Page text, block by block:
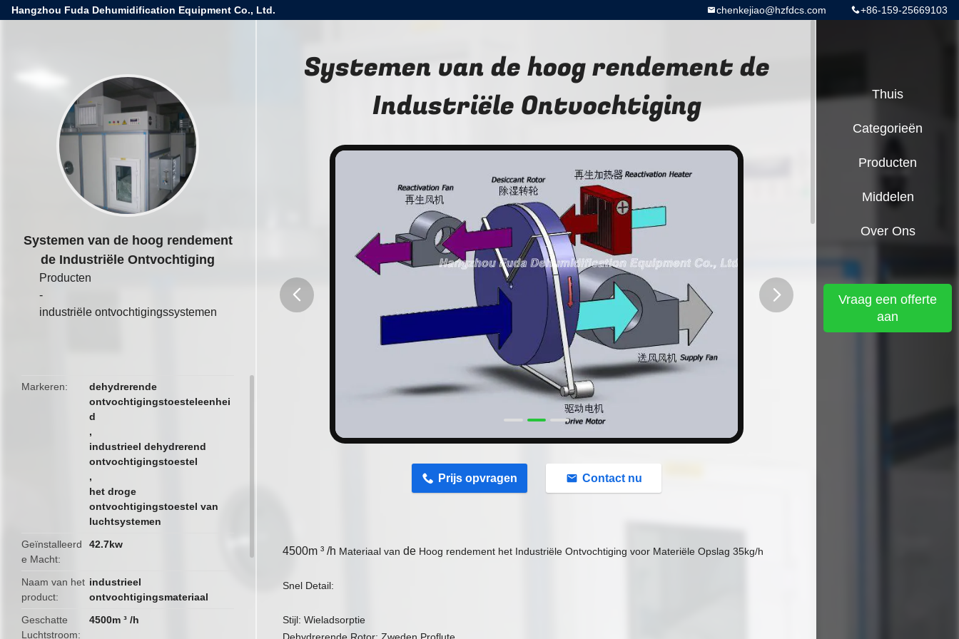
Hangzhou Fuda Dehumidification Equipment Co., Ltd. +86-159-25669103
chenkejiao@hzfdcs.com
Systemen van de hoog rendement
de Industriële Ontvochtiging
Producten
-
industriële ontvochtigingssystemen
Markeren
dehydrerende
ontvochtigingstoesteleenhei
d
,
industrieel dehydrerend
ontvochtigingstoestel
,
het droge
ontvochtigingstoestel van
luchtsystemen
Geïnstalleerd
e Macht
42.7kw
Naam van het
product
industrieel
ontvochtigingsmateriaal
Geschatte
Luchtstroom
4500m ³ /h
Systemen van de hoog rendement de
Industriële Ontvochtiging
Prijs opvragen Contact nu
4500m ³ /h Materiaal van de Hoog rendement het Industriële Ontvochtiging voor Materiële Opslag 35kg/h
Snel Detail:
Stijl: Wieladsorptie
Thuis
Categorieën
Producten
Middelen
Over Ons
Vraag een offerte
aan